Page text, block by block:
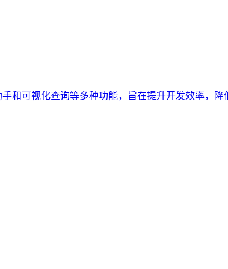
和可视化查询等多种功能，旨在提升开发效率，降